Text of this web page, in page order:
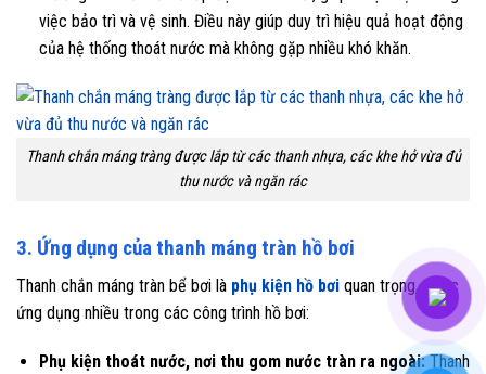
việc bảo trì và vệ sinh. Điều này giúp duy trì hiệu quả hoạt động
của hệ thống thoát nước mà không gặp nhiều khó khăn.
Thanh chắn máng tràng được lắp từ các thanh nhựa, các khe hở vừa đủ
thu nước và ngăn rác
3. Ứng dụng của thanh máng tràn hồ bơi
Thanh chắn máng tràn bể bơi là phụ kiện hồ bơi quan trọng, được
ứng dụng nhiều trong các công trình hồ bơi:
Phụ kiện thoát nước, nơi thu gom nước tràn ra ngoài:Thanh